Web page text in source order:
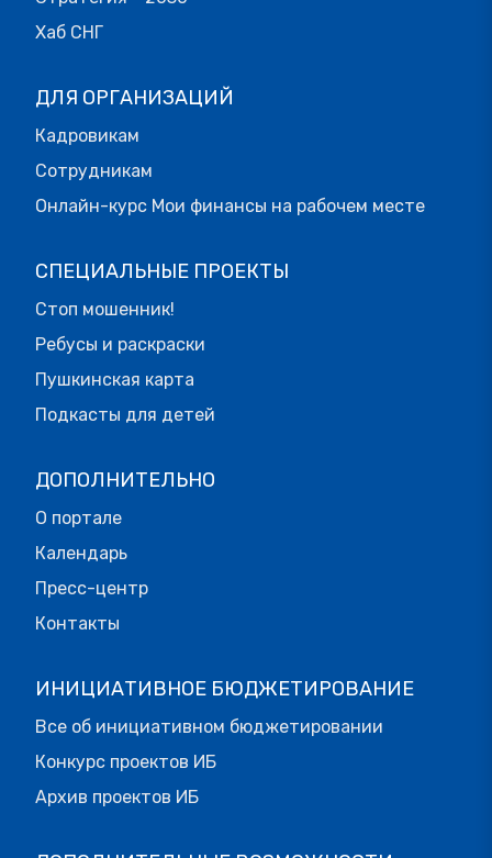
Хаб СНГ
ДЛЯ ОРГАНИЗАЦИЙ
Кадровикам
Сотрудникам
Онлайн-курс Мои финансы на рабочем месте
СПЕЦИАЛЬНЫЕ ПРОЕКТЫ
Стоп мошенник!
Ребусы и раскраски
Пушкинская карта
Подкасты для детей
ДОПОЛНИТЕЛЬНО
О портале
Календарь
Пресс-центр
Контакты
ИНИЦИАТИВНОЕ БЮДЖЕТИРОВАНИЕ
Все об инициативном бюджетировании
Конкурс проектов ИБ
Архив проектов ИБ